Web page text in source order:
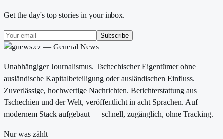
Get the day's top stories in your inbox.
Subscribe
Unabhängiger Journalismus. Tschechischer Eigentümer ohne
ausländische Kapitalbeteiligung oder ausländischen Einfluss.
Zuverlässige, hochwertige Nachrichten. Berichterstattung aus
Tschechien und der Welt, veröffentlicht in acht Sprachen. Auf
modernem Stack aufgebaut — schnell, zugänglich, ohne Tracking.
Nur was zählt